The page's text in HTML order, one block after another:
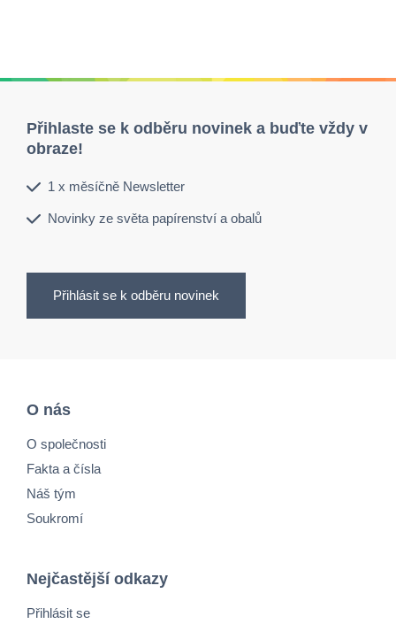
Přihlaste se k odběru novinek a buďte vždy v
obraze!
1 x měsíčně Newsletter
Novinky ze světa papírenství a obalů
Přihlásit se k odběru novinek
O nás
O společnosti
Fakta a čísla
Náš tým
Soukromí
Nejčastější odkazy
Přihlásit se